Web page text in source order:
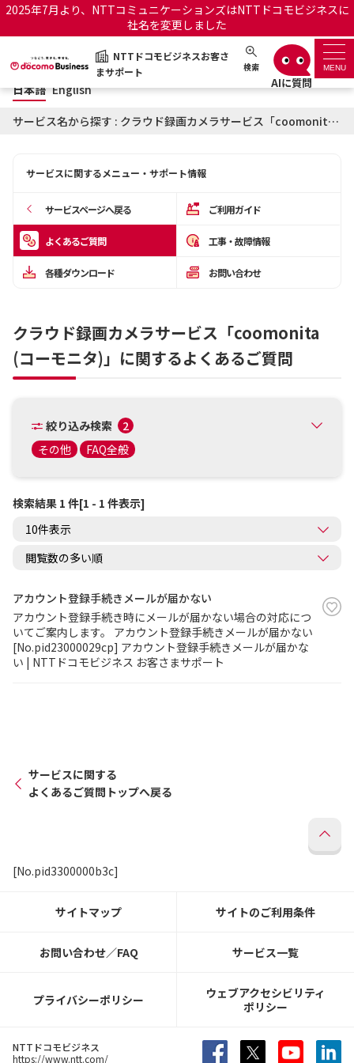
2025年7月より、NTTコミュニケーションズはNTTドコモビジネスに
社名を変更しました
NTTドコモビジネスお客さ
まサポート
検索 MENU
NTTドコモビジネスお客さまサポート 日本語 English
サポートトップ
お知らせ サポートサイトの使い方
OCNのお客さまはこちら
工事・故障情報通知サー
オフィシャルサイト
日本語 English
サービス名から探す : クラウド録画カメラサービス「coomonita (コーモニタ)」に関するよくあるご質問
サービスに関するメニュー・サポート情報
サービスページへ戻る ご利用ガイド
よくあるご質問 工事・故障情報
各種ダウンロード お問い合わせ
クラウド録画カメラサービス「coomonita
(コーモニタ)」に関するよくあるご質問
絞り込み検索
2
その他
FAQ全般
検索結果 1 件[1 - 1 件表示]
アカウント登録手続きメールが届かない
アカウント登録手続き時にメールが届かない場合の対応につ
いてご案内します。 アカウント登録手続きメールが届かない
[No.pid23000029cp] アカウント登録手続きメールが届かな
い | NTTドコモビジネス お客さまサポート
サービスに関する
よくあるご質問トップへ戻る
[No.pid3300000b3c]
サイトマップ サイトのご利用条件
お問い合わせ／FAQ サービス一覧
プライバシーポリシー
ウェブアクセシビリティ
ポリシー
NTTドコモビジネス
https://www.ntt.com/